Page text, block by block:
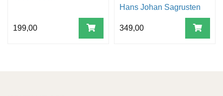
199,00
ord
Hans Johan Sagrusten
349,00